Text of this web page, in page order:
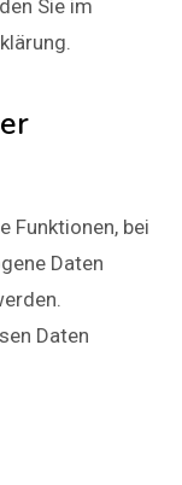
Sie im
Funktionen, bei
Daten
Daten